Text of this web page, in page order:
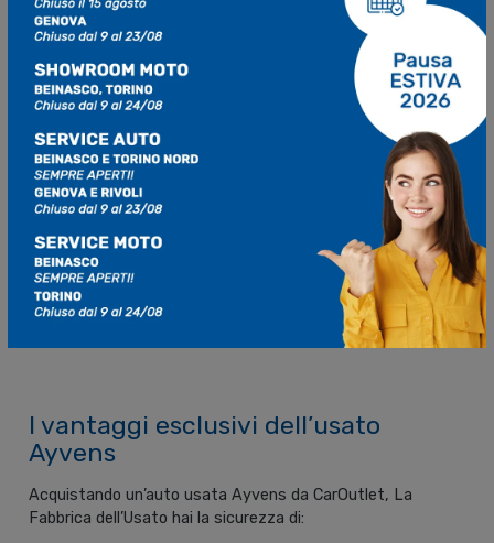
passano alla fase di ricondizionamento.
Prima della vendita, infatti, tutte le
auto usate Ayvens
processo di
ricondizionamento completo
interventi di
pulizia e sanificazione professionale
dell’abitacolo
alla carrozzeria o
agli interni
aggiornamento del software e verifica dei
dispositivi ADAS
collaudofinale su strada
I vantaggi esclusivi dell’usato
Ayvens
Acquistando un’auto usata Ayvens da CarOutlet, La
Fabbrica dell’Usato hai la sicurezza di: